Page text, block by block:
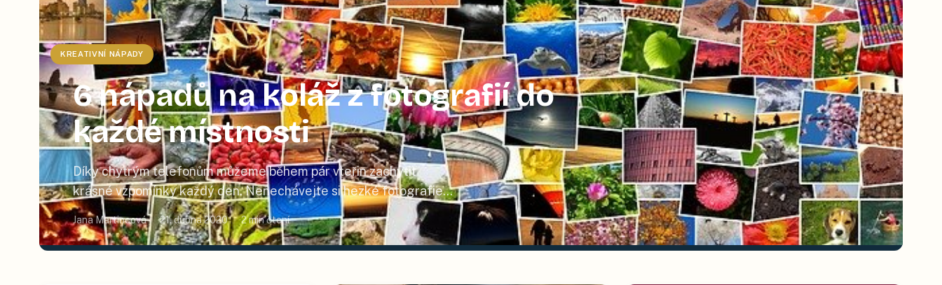
KREATIVNÍ NÁPADY
6 nápadů na koláž z fotografií do
každé místnosti
Díky chytrým telefonům můžeme během pár vteřin zachytit
krásné vzpomínky každý den. Nenechávejte si hezké fotografie
jen pro sebe a vytvořte si z vybraných fotografií koláž, kterou si
spolu s vámi užije i vaše rodina a přátele klidně po celé roky.
Jana Martincová 21. dubna 2020 2min čtení